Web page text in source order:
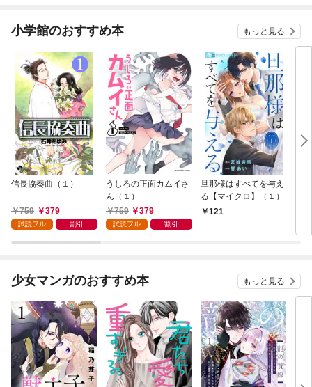
小学館のおすすめ本 もっと見る
信長協奏曲（１）
759 379
試読フル 割引
うしろの正面カムイさ
ん（１）
759
379
試読フル 割引
旦那様はすべてを与え
る【マイクロ】（１）
121
は
少女マンガのおすすめ本 もっと見る